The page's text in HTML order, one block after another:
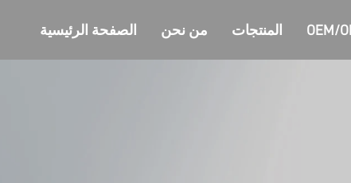
الصفحة الرئيسية من نحن المنتجات OEM/